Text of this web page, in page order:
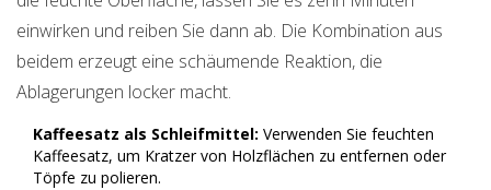
einwirken und reiben Sie dann ab. Die Kombination aus
beidem erzeugt eine schäumende Reaktion, die
Ablagerungen locker macht.
Kaffeesatz als Schleifmittel: Verwenden Sie feuchten
Kaffeesatz, um Kratzer von Holzflächen zu entfernen oder
Töpfe zu polieren.